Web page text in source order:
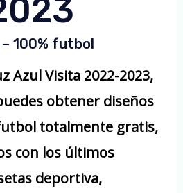
100% futbol
Azul Visita 2022-2023,
obtener diseños
totalmente gratis,
con los últimos
deportiva,